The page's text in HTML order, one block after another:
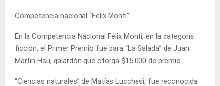
Competencia nacional “Felix Monti”
En la Competencia Nacional Félix Monti, en la categoría
ficción, el Primer Premio fue para “La Salada” de Juan
Martin Hsu; galardón que otorga $15.000 de premio.
“Ciencias naturales” de Matías Lucchesi, fue reconocida